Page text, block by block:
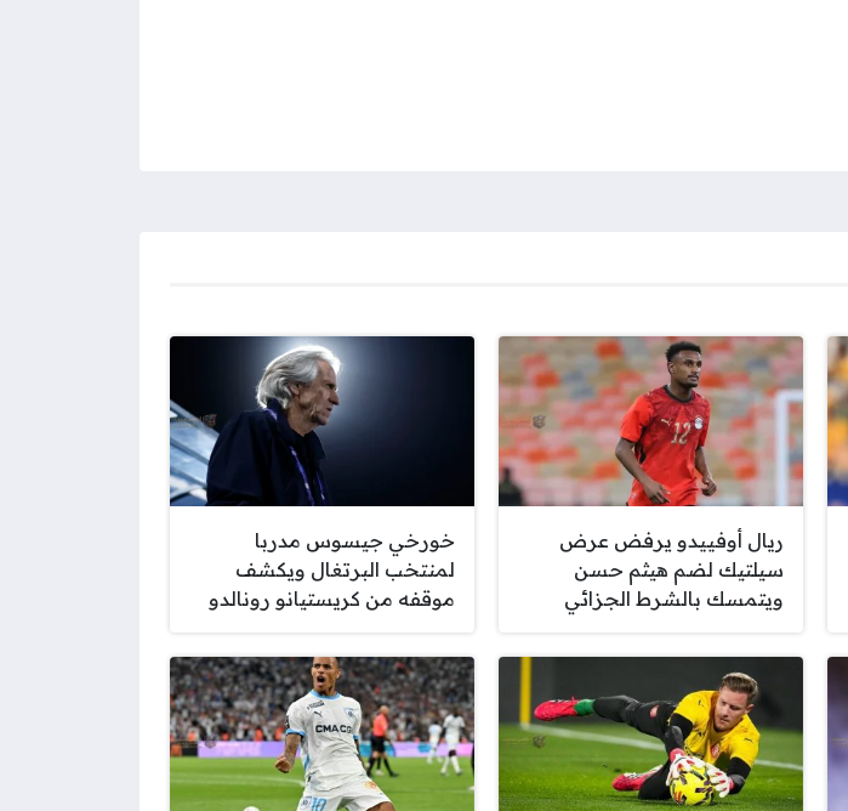
ريال أوفييدو يرفض عرض
سيلتيك لضم هيثم حسن
ويتمسك بالشرط الجزائي
خورخي جيسوس مدربا
لمنتخب البرتغال ويكشف
موقفه من كريستيانو رونالدو